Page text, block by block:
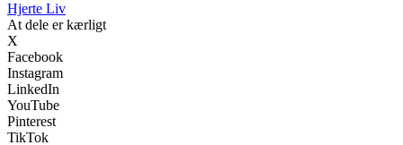
Hjerte Liv
At dele er kærligt
X
Facebook
Instagram
LinkedIn
YouTube
Pinterest
TikTok